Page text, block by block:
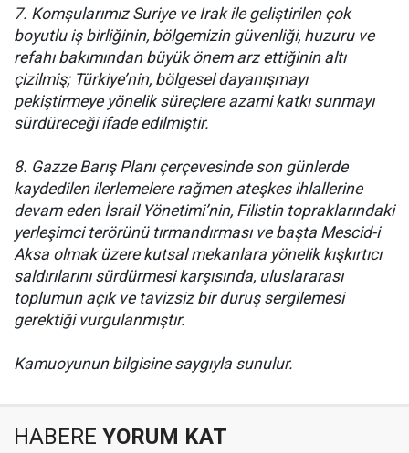
7. Komşularımız Suriye ve Irak ile geliştirilen çok
boyutlu iş birliğinin, bölgemizin güvenliği, huzuru ve
refahı bakımından büyük önem arz ettiğinin altı
çizilmiş; Türkiye’nin, bölgesel dayanışmayı
pekiştirmeye yönelik süreçlere azami katkı sunmayı
sürdüreceği ifade edilmiştir.
8. Gazze Barış Planı çerçevesinde son günlerde
kaydedilen ilerlemelere rağmen ateşkes ihlallerine
devam eden İsrail Yönetimi’nin, Filistin topraklarındaki
yerleşimci terörünü tırmandırması ve başta Mescid-i
Aksa olmak üzere kutsal mekanlara yönelik kışkırtıcı
saldırılarını sürdürmesi karşısında, uluslararası
toplumun açık ve tavizsiz bir duruş sergilemesi
gerektiği vurgulanmıştır.
Kamuoyunun bilgisine saygıyla sunulur.
HABERE YORUM KAT